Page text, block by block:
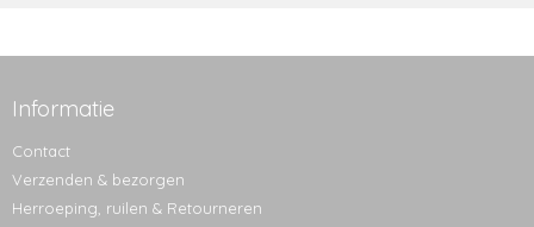
Informatie
Contact
Verzenden & bezorgen
Herroeping, ruilen & Retourneren